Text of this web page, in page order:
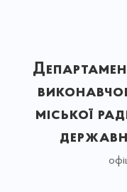
міської